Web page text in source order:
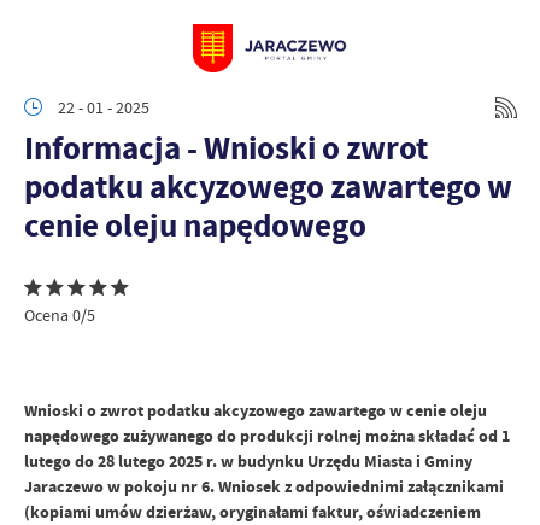
22 - 01 - 2025
Informacja - Wnioski o zwrot
podatku akcyzowego zawartego w
cenie oleju napędowego
Ocena 0/5
Wnioski o zwrot podatku akcyzowego zawartego w cenie oleju
napędowego zużywanego do produkcji rolnej można składać od 1
lutego do 28 lutego 2025 r. w budynku Urzędu Miasta i Gminy
Jaraczewo w pokoju nr 6. Wniosek z odpowiednimi załącznikami
(kopiami umów dzierżaw, oryginałami faktur, oświadczeniem